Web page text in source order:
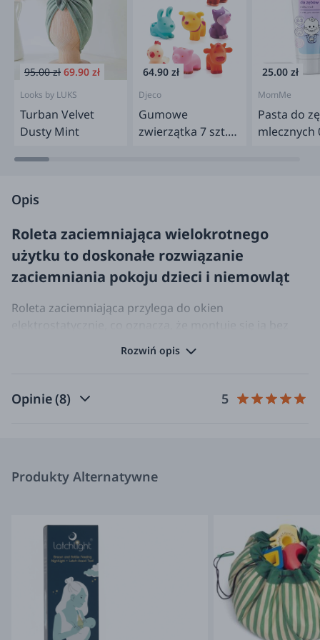
95.00 zł 69.90 zł
Looks by LUKS
Turban Velvet
Dusty Mint
64.90 zł
Djeco
Gumowe
zwierzątka 7 szt.
25.00 zł
MomMe
Pasta do
mlecznych
Opis
Roleta zaciemniająca wielokrotnego
użytku to doskonałe rozwiązanie
zaciemniania pokoju dzieci i niemowląt
Roleta zaciemniająca przylega do okien
ułatwiając zasypianie podczas krótkich i długich
materiału z całkowicie nieprzezroczystą warstwą
wewnętrzną, która blokuje 100% światła słonecznego
pomieszczenia. Strona rolety skierowana do wnętrza
pomieszczenia blokuje światło, a strona skierowana na
zewnątrz odbija je od okien, pomagając regulować
temperaturę w pomieszczeniu i zapewniając bardziej
komfortowy sen.
Roletę zaciemniającą elektrostatyczną montujemy do
Rozwiń opis
Opinie(8) 5
Produkty Alternatywne